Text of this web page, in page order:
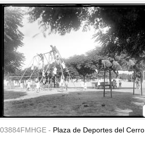
03884FMHGE - Plaza de Deportes del Cerro.